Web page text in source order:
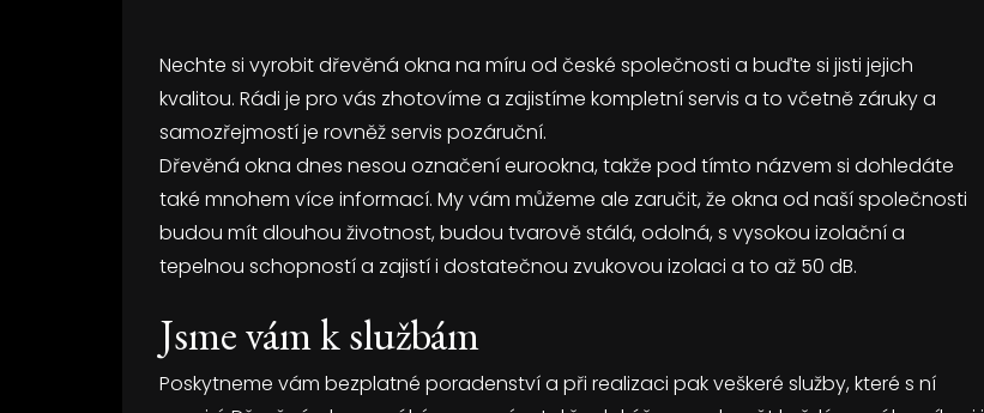
Nechte si vyrobit dřevěná okna na míru od české společnosti a buďte si jisti jejich
kvalitou. Rádi je pro vás zhotovíme a zajistíme kompletní servis a to včetně záruky a
samozřejmostí je rovněž servis pozáruční.
Dřevěná okna dnes nesou označení eurookna, takže pod tímto názvem si dohledáte
také mnohem více informací. My vám můžeme ale zaručit, že okna od naší společnosti
budou mít dlouhou životnost, budou tvarově stálá, odolná, s vysokou izolační a
tepelnou schopností a zajistí i dostatečnou zvukovou izolaci a to až 50 dB.
Jsme vám k službám
Poskytneme vám bezplatné poradenství a při realizaci pak veškeré služby, které s ní